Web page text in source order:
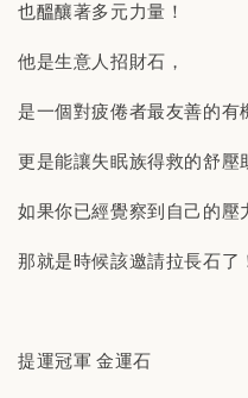
也醞釀著多元力量！
他是生意人招財石，
是一個對疲倦者最友善的有
更是能讓失眠族得救的舒壓
如果你已經覺察到自己的壓
那就是時候該邀請拉長石了
提運冠軍 金運石